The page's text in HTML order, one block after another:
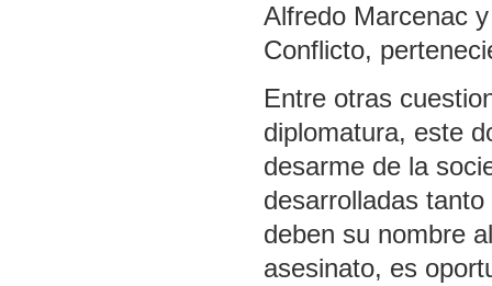
Alfredo Marcenac
Conflicto,
Entre otras
diplomatura, este
desarme de la
desarrolladas
deben su nombre
asesinato, es